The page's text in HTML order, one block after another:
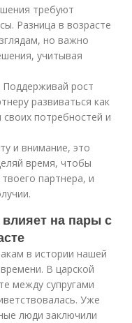
требуют
Разница в возрасте
но важно
учитывая
Поддерживай рост
развиваться как
потребностей и
и внимание, это
время, чтобы
партнера, и
на пары с
в истории нашей
В царской
между супругами
Уже
люди заключили